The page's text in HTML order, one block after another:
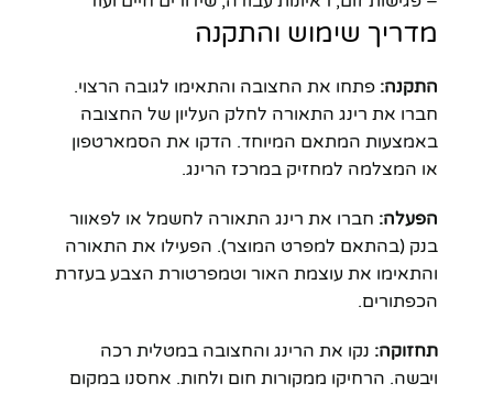
מדריך שימוש והתקנה
התקנה: פתחו את החצובה והתאימו לגובה הרצוי.
חברו את רינג התאורה לחלק העליון של החצובה
באמצעות המתאם המיוחד. הדקו את הסמארטפון
או המצלמה למחזיק במרכז הרינג.
הפעלה: חברו את רינג התאורה לחשמל או לפאוור
בנק (בהתאם למפרט המוצר). הפעילו את התאורה
והתאימו את עוצמת האור וטמפרטורת הצבע בעזרת
הכפתורים.
תחזוקה: נקו את הרינג והחצובה במטלית רכה
ויבשה. הרחיקו ממקורות חום ולחות. אחסנו במקום